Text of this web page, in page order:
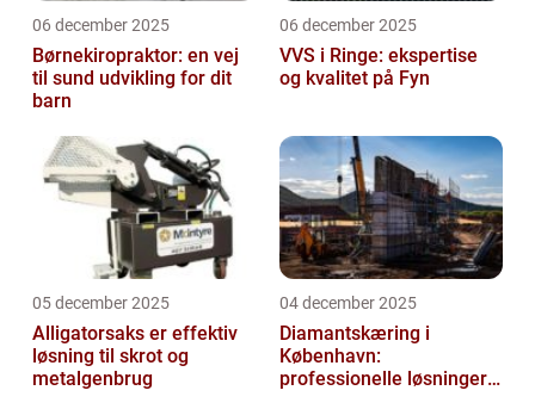
06 december 2025
Børnekiropraktor: en vej
til sund udvikling for dit
barn
06 december 2025
VVS i Ringe: ekspertise
og kvalitet på Fyn
05 december 2025
Alligatorsaks er effektiv
løsning til skrot og
metalgenbrug
04 december 2025
Diamantskæring i
København:
professionelle løsninger